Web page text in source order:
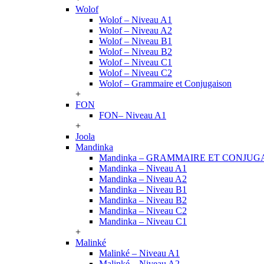
Wolof
Wolof – Niveau A1
Wolof – Niveau A2
Wolof – Niveau B1
Wolof – Niveau B2
Wolof – Niveau C1
Wolof – Niveau C2
Wolof – Grammaire et Conjugaison
+
FON
FON– Niveau A1
+
Joola
Mandinka
Mandinka – GRAMMAIRE ET
Mandinka – Niveau A1
Mandinka – Niveau A2
Mandinka – Niveau B1
Mandinka – Niveau B2
Mandinka – Niveau C2
Mandinka – Niveau C1
+
Malinké
Malinké – Niveau A1